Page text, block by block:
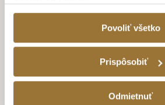
Povoliť všetko
Prispôsobiť
Odmietnuť